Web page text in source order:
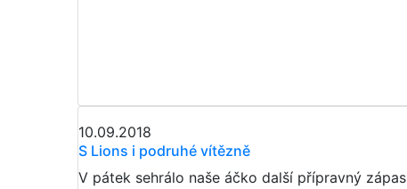
10.09.2018
S Lions i podruhé vítězně
V pátek sehrálo naše áčko další přípravný zápas